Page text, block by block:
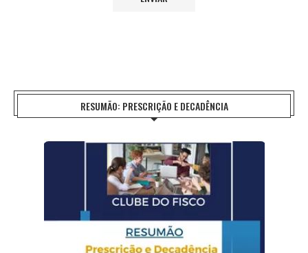
RESUMÃO: PRESCRIÇÃO E DECADÊNCIA